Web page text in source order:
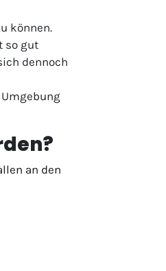
können.
so gut
dennoch
an den